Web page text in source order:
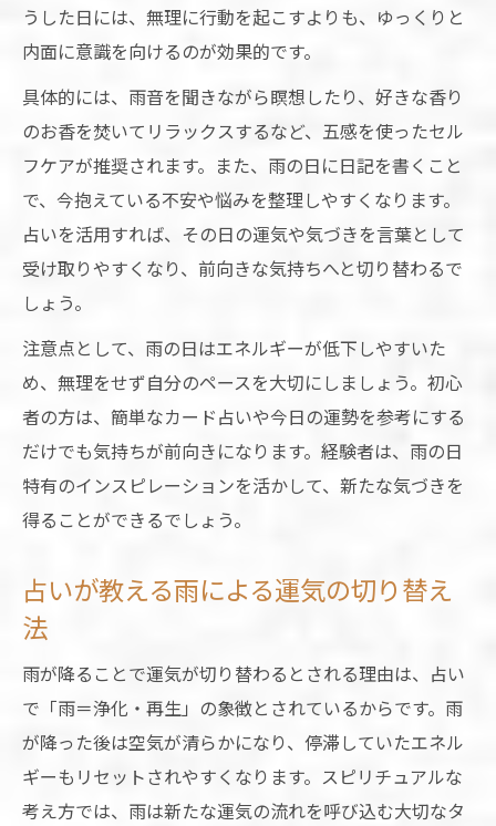
うした日には、無理に行動を起こすよりも、ゆっくりと
内面に意識を向けるのが効果的です。
具体的には、雨音を聞きながら瞑想したり、好きな香り
のお香を焚いてリラックスするなど、五感を使ったセル
フケアが推奨されます。また、雨の日に日記を書くこと
で、今抱えている不安や悩みを整理しやすくなります。
占いを活用すれば、その日の運気や気づきを言葉として
受け取りやすくなり、前向きな気持ちへと切り替わるで
しょう。
注意点として、雨の日はエネルギーが低下しやすいた
め、無理をせず自分のペースを大切にしましょう。初心
者の方は、簡単なカード占いや今日の運勢を参考にする
だけでも気持ちが前向きになります。経験者は、雨の日
特有のインスピレーションを活かして、新たな気づきを
得ることができるでしょう。
占いが教える雨による運気の切り替え
法
雨が降ることで運気が切り替わるとされる理由は、占い
で「雨＝浄化・再生」の象徴とされているからです。雨
が降った後は空気が清らかになり、停滞していたエネル
ギーもリセットされやすくなります。スピリチュアルな
考え方では、雨は新たな運気の流れを呼び込む大切なタ